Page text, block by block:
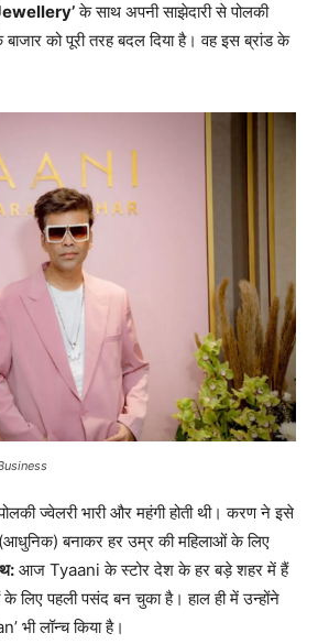
के साथ अपनी साझेदारी से पोलकी
को पूरी तरह बदल दिया है। वह इस ब्रांड के
ज्वेलरी भारी और महंगी होती थी। करण ने इसे
(आधुनिक) बनाकर हर उम्र की महिलाओं के लिए
आज Tyaani के स्टोर देश के हर बड़े शहर में हैं
के लिए पहली पसंद बन चुका है। हाल ही में उन्होंने
भी लॉन्च किया है।